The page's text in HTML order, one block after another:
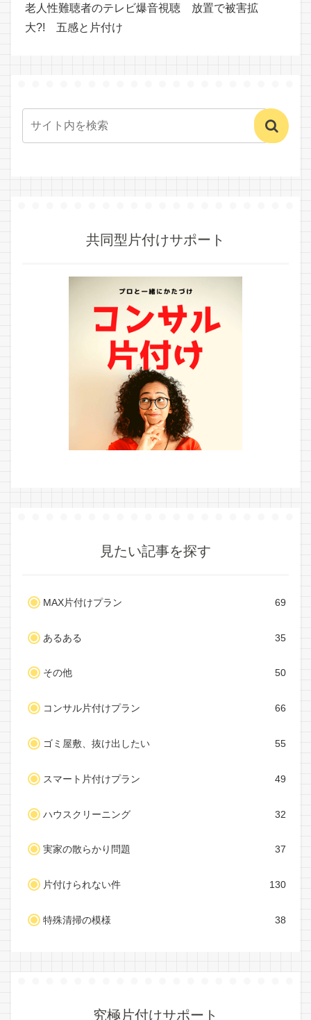
老人性難聴者のテレビ爆音視聴 放置で被害拡
大?! 五感と片付け
共同型片付けサポート
見たい記事を探す
MAX片付けプラン 69
あるある 35
その他 50
コンサル片付けプラン 66
ゴミ屋敷、抜け出したい 55
スマート片付けプラン 49
ハウスクリーニング 32
実家の散らかり問題 37
片付けられない件 130
特殊清掃の模様 38
究極片付けサポート